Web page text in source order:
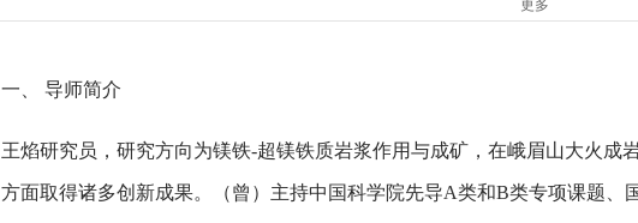
更多
一、 导师简介
王焰研究员，研究方向为镁铁-超镁铁质岩浆作用与成矿，在峨眉山大火成
方面取得诸多创新成果。（曾）主持中国科学院先导A类和B类专项课题、